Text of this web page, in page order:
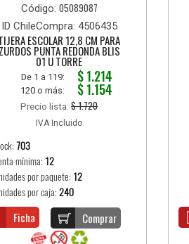
Código: 05089087
ID ChileCompra: 4506435
ESCOLAR 12,8 CM PARA
ZURDOS PUNTA REDONDA BLIS
01 U TORRE
De 1 a 119: $ 1.214
120 o más: $ 1.154
Precio lista:$ 1.720
IVA Incluido
703
mínima: 12
por paquete: 12
por caja:240
Comprar
Ficha